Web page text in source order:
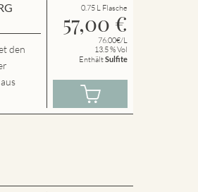
den
0.75 L Flasche
57,00 €
76.00€/L
13.5 % Vol
EnthältSulfite